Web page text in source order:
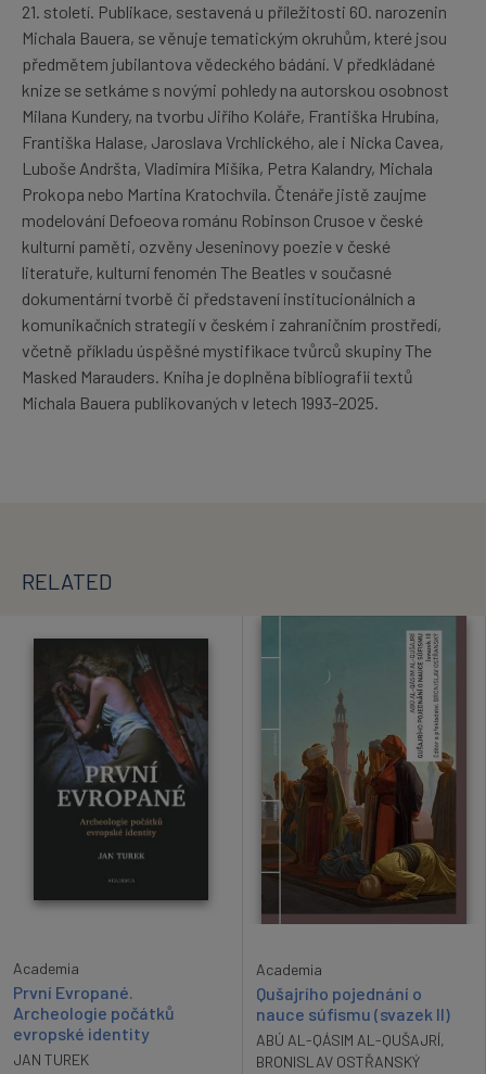
21. století. Publikace, sestavená u příležitosti 60. narozenin
Michala Bauera, se věnuje tematickým okruhům, které jsou
předmětem jubilantova vědeckého bádání. V předkládané
knize se setkáme s novými pohledy na autorskou osobnost
Milana Kundery, na tvorbu Jiřího Koláře, Františka Hrubína,
Františka Halase, Jaroslava Vrchlického, ale i Nicka Cavea,
Luboše Andršta, Vladimíra Mišíka, Petra Kalandry, Michala
Prokopa nebo Martina Kratochvíla. Čtenáře jistě zaujme
modelování Defoeova románu Robinson Crusoe v české
kulturní paměti, ozvěny Jeseninovy poezie v české
literatuře, kulturní fenomén The Beatles v současné
dokumentární tvorbě či představení institucionálních a
komunikačních strategií v českém i zahraničním prostředí,
včetně příkladu úspěšné mystifikace tvůrců skupiny The
Masked Marauders. Kniha je doplněna bibliografií textů
Michala Bauera publikovaných v letech 1993-2025.
RELATED
Academia
První Evropané.
Archeologie počátků
evropské identity
JAN TUREK
Academia
Qušajrího pojednání o
nauce súfismu (svazek II)
ABÚ AL-QÁSIM AL-QUŠAJRÍ,
BRONISLAV OSTŘANSKÝ